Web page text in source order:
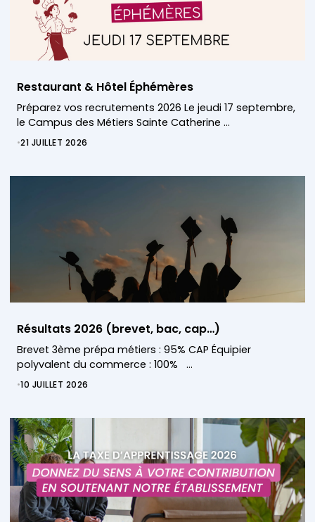
Restaurant & Hôtel Éphémères
Préparez vos recrutements 2026 Le jeudi 17 septembre,
le Campus des Métiers Sainte Catherine …
•21 JUILLET 2026
Résultats 2026 (brevet, bac, cap…)
Brevet 3ème prépa métiers : 95% CAP Équipier
polyvalent du commerce : 100% …
•10 JUILLET 2026